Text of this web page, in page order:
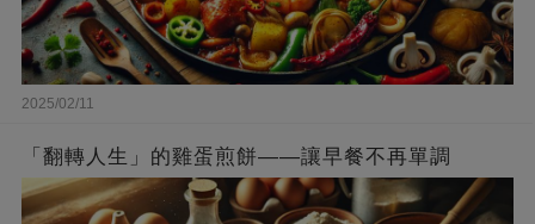
2025/02/11
「翻轉人生」的雞蛋煎餅——讓早餐不再單調